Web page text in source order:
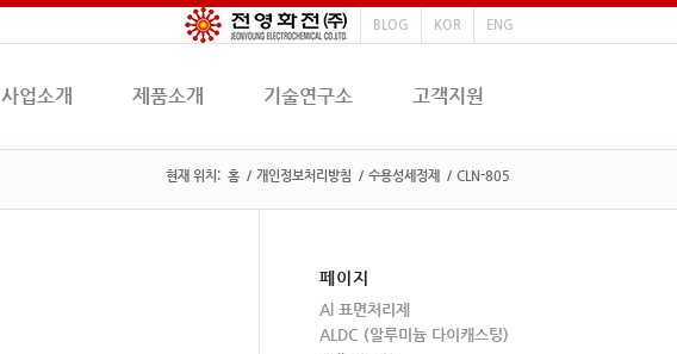
BLOG KOR ENG
사업소개 제품소개 기술연구소 고객지원
현재 위치: 홈 / 개인정보처리방침 / 수용성세정제 / CLN-805
페이지
Al 표면처리제
ALDC (알루미늄 다이캐스팅)